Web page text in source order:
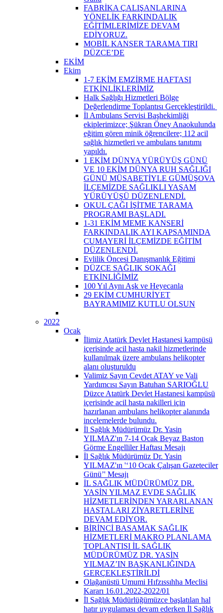
FABRİKA ÇALIŞANLARINA
YÖNELİK FARKINDALIK
EĞİTİMLERİMİZE DEVAM
EDİYORUZ.
MOBİL KANSER TARAMA TIRI
DÜZCE’DE
EKİM
Ekim
1-7 EKİM EMZİRME HAFTASI
ETKİNLİKLERİMİZ
Halk Sağlığı Hizmetleri Bölge
Değerlendirme Toplantısı Gerçekleştirildi. ​
İl Ambulans Servisi Başhekimliği
ekiplerimizce; Şükran Öney Anaokulunda
eğitim gören minik öğrencilere; 112 acil
sağlık hizmetleri ve ambulans tanıtımı
yapıldı.
1 EKİM DÜNYA YÜRÜYÜŞ GÜNÜ
VE 10 EKİM DÜNYA RUH SAĞLIĞI
GÜNÜ MÜSABETİYLE GÜMÜŞOVA
İLÇEMİZDE SAĞLIKLI YAŞAM
YÜRÜYÜŞÜ DÜZENLENDİ.
OKUL ÇAĞI İŞİTME TARAMA
PROGRAMI BAŞLADI.
1-31 EKİM MEME KANSERİ
FARKINDALIK AYI KAPSAMINDA
CUMAYERİ İLÇEMİZDE EĞİTİM
DÜZENLENDİ.
Evlilik Öncesi Danışmanlık Eğitimi
DÜZCE SAĞLIK SOKAĞI
ETKİNLİĞİMİZ
100 Yıl Aynı Aşk ve Heyecanla
29 EKİM CUMHURİYET
BAYRAMIMIZ KUTLU OLSUN
2022
Ocak
İlimiz Atatürk Devlet Hastanesi kampüsü
içerisinde acil hasta nakil hizmetlerinde
kullanılmak üzere ambulans helikopter
alanı oluşturuldu
Valimiz Sayın Cevdet ATAY ve Vali
Yardımcısı Sayın Batuhan SARIOĞLU
Düzce Atatürk Devlet Hastanesi kampüsü
içerisinde acil hasta nakilleri için
hazırlanan ambulans helikopter alanında
incelemelerde bulundu.
İl Sağlık Müdürümüz Dr. Yasin
YILMAZ'ın 7-14 Ocak Beyaz Baston
Görme Engelliler Haftası Mesajı
İl Sağlık Müdürümüz Dr. Yasin
YILMAZ'ın '‘10 Ocak Çalışan Gazeteciler
Günü’' Mesajı
İL SAĞLIK MÜDÜRÜMÜZ DR.
YASİN YILMAZ EVDE SAĞLIK
HİZMETLERİNDEN YARARLANAN
HASTALARI ZİYARETLERİNE
DEVAM EDİYOR.
BİRİNCİ BASAMAK SAĞLIK
HİZMETLERİ MAKRO PLANLAMA
TOPLANTISI İL SAĞLIK
MÜDÜRÜMÜZ DR. YASİN
YILMAZ’IN BAŞKANLIĞINDA
GERÇEKLEŞTİRİLDİ
Olağanüstü Umumi Hıfzıssıhha Meclisi
Kararı 16.01.2022-2022/01
İl Sağlık Müdürlüğümüzce başlatılan hal
hatır uygulaması devam ederken İl Sağlık